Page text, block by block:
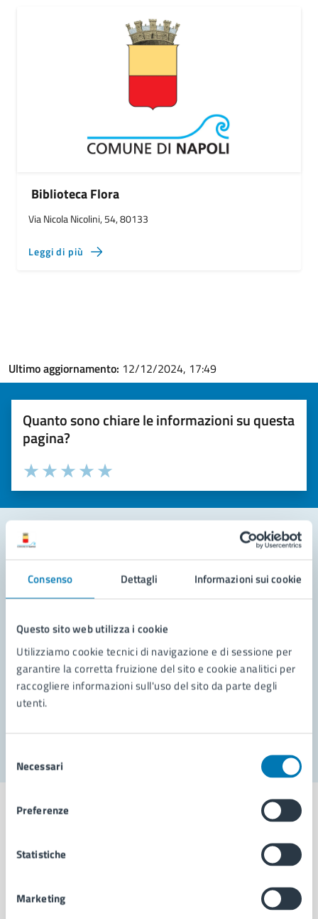
Consenso Dettagli Informazioni sui cookie
Questo sito web utilizza i cookie
Utilizziamo cookie tecnici di navigazione e di sessione per
garantire la corretta fruizione del sito e cookie analitici per
raccogliere informazioni sull'uso del sito da parte degli
utenti.
delNecessari
Preferenze
Statistiche
Marketing
Biblioteca Flora
Via Nicola Nicolini, 54, 80133
Leggi di più
Ultimo aggiornamento: 12/12/2024, 17:49
Quanto sono chiare le informazioni su questa
pagina?
Valuta la chiarezza delle informazioni (da 1 a 5 stelle)
Seleziona il numero di stelle per valutare la chiarezza delle
Valuta 5 stelle su 5
Valuta 4 stelle su 5
Valuta 3 stelle su 5
Valuta 2 stelle su 5
Valuta 1 stelle su 5
Leggi le domande frequenti
Richiedi assistenza
Prenota appuntamento
Problemi in città
Comune di Napoli
AMMINISTRAZIONE